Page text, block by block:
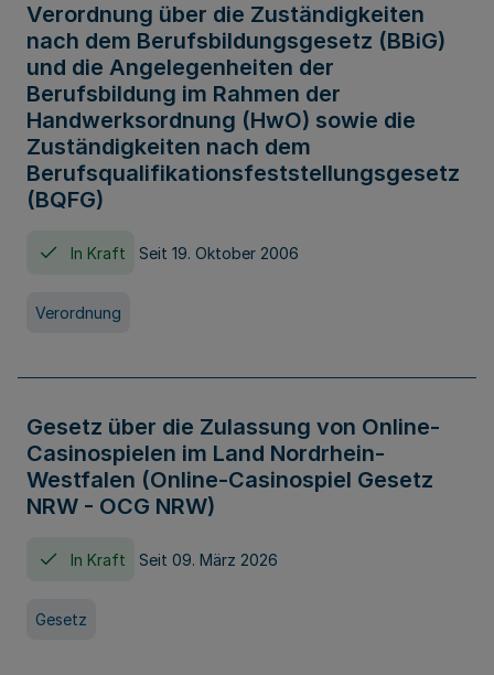
Verordnung über die Zuständigkeiten
nach dem Berufsbildungsgesetz (BBiG)
und die Angelegenheiten der
Berufsbildung im Rahmen der
Handwerksordnung (HwO) sowie die
Zuständigkeiten nach dem
Berufsqualifikationsfeststellungsgesetz
(BQFG)
In Kraft Seit 19. Oktober 2006
Verordnung
Gesetz über die Zulassung von Online-
Casinospielen im Land Nordrhein-
Westfalen (Online-Casinospiel Gesetz
NRW - OCG NRW)
In Kraft Seit 09. März 2026
Gesetz